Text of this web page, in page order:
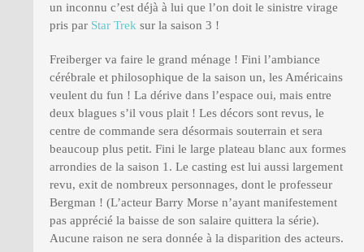
un inconnu c’est déjà à lui que l’on doit le sinistre virage
pris par Star Trek sur la saison 3 !
Freiberger va faire le grand ménage ! Fini l’ambiance
cérébrale et philosophique de la saison un, les Américains
veulent du fun ! La dérive dans l’espace oui, mais entre
deux blagues s’il vous plait ! Les décors sont revus, le
centre de commande sera désormais souterrain et sera
beaucoup plus petit. Fini le large plateau blanc aux formes
arrondies de la saison 1. Le casting est lui aussi largement
revu, exit de nombreux personnages, dont le professeur
Bergman ! (L’acteur Barry Morse n’ayant manifestement
pas apprécié la baisse de son salaire quittera la série).
Aucune raison ne sera donnée à la disparition des acteurs.